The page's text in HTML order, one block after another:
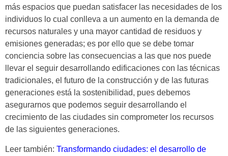
más espacios que puedan satisfacer las necesidades de los
individuos lo cual conlleva a un aumento en la demanda de
recursos naturales y una mayor cantidad de residuos y
emisiones generadas; es por ello que se debe tomar
conciencia sobre las consecuencias a las que nos puede
llevar el seguir desarrollando edificaciones con las técnicas
tradicionales, el futuro de la construcción y de las futuras
generaciones está la sostenibilidad, pues debemos
asegurarnos que podemos seguir desarrollando el
crecimiento de las ciudades sin comprometer los recursos
de las siguientes generaciones.
Leer también: Transformando ciudades: el desarrollo de